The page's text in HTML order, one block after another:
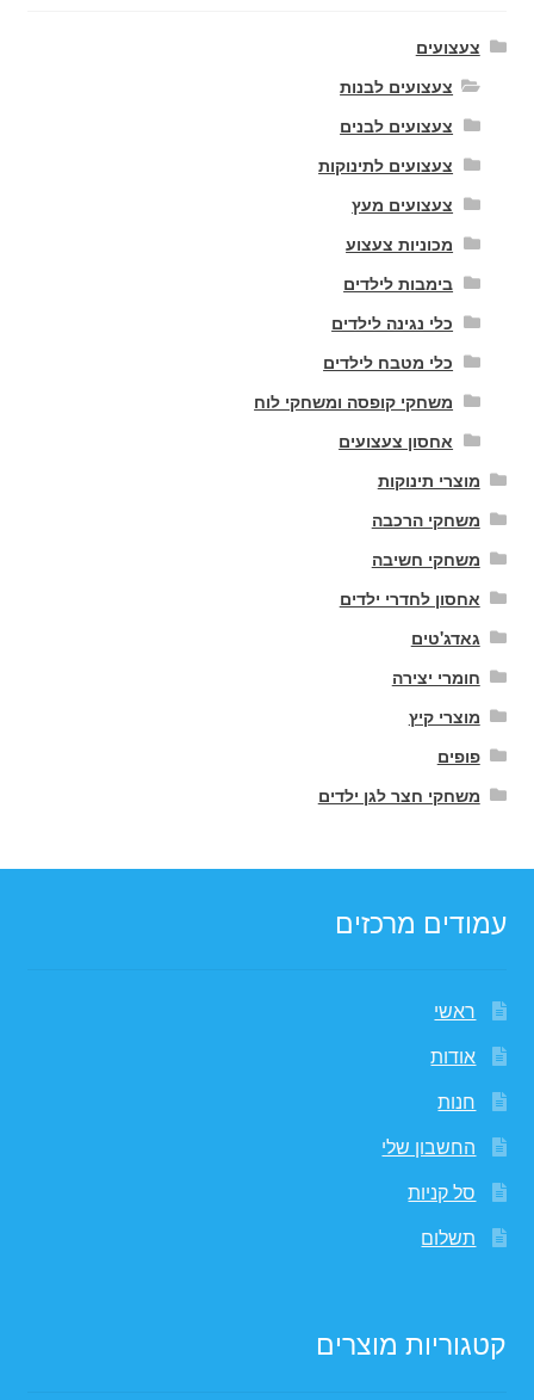
צעצועים
צעצועים לבנות
צעצועים לבנים
צעצועים לתינוקות
צעצועים מעץ
מכוניות צעצוע
בימבות לילדים
כלי נגינה לילדים
כלי מטבח לילדים
משחקי קופסה ומשחקי לוח
אחסון צעצועים
מוצרי תינוקות
משחקי הרכבה
משחקי חשיבה
אחסון לחדרי ילדים
גאדג'טים
חומרי יצירה
מוצרי קיץ
פופים
משחקי חצר לגן ילדים
עמודים מרכזים
ראשי
אודות
חנות
החשבון שלי
סל קניות
תשלום
קטגוריות מוצרים